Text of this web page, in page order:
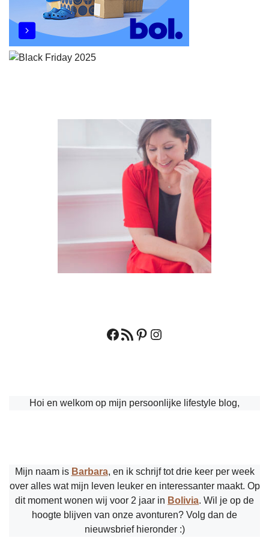
Facebook
RSS feedPinterest
Instagram
Hoi en welkom op mijn persoonlijke lifestyle blog,
Mijn naam is Barbara, en ik schrijf tot drie keer per week
over alles wat mijn leven leuker en interessanter maakt. Op
dit moment wonen wij voor 2 jaar in Bolivia. Wil je op de
hoogte blijven van onze avonturen? Volg dan de
nieuwsbrief hieronder :)